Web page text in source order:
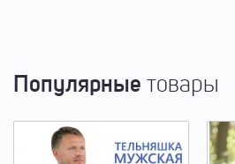
Популярные товары